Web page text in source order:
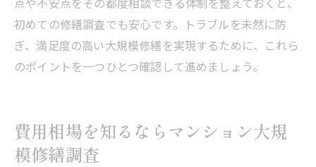
初めての修繕調査でも安心です。トラブルを未然に防
ぎ、満足度の高い大規模修繕を実現するために、これら
のポイントを一つひとつ確認して進めましょう。
費用相場を知るならマンション大規
模修繕調査